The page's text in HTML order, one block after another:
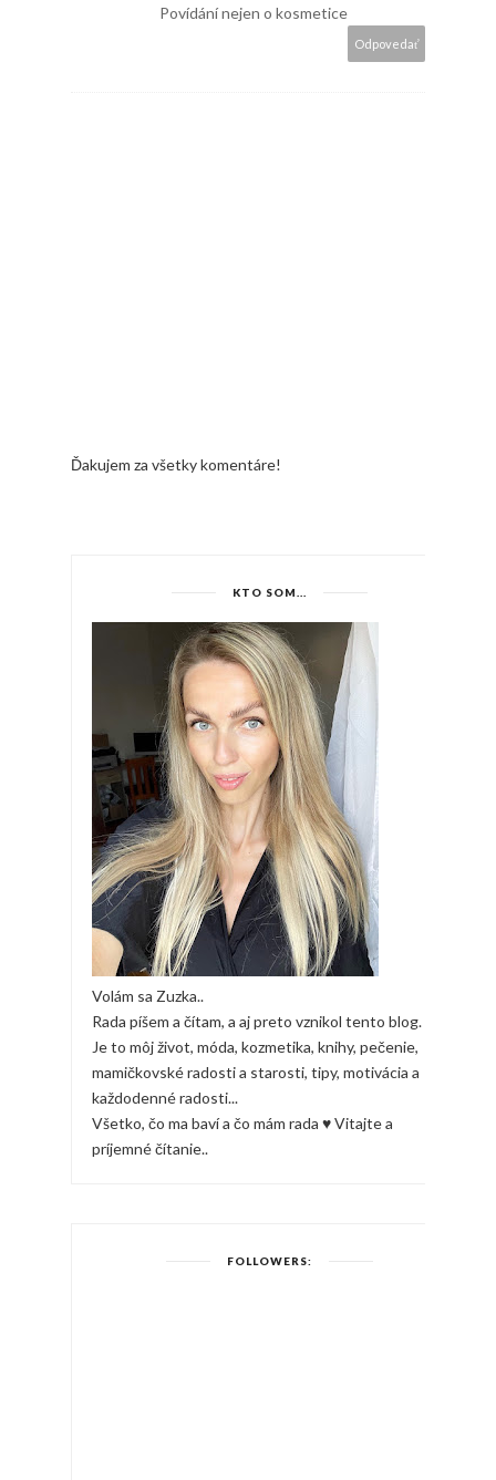
Povídání nejen o kosmetice
Odpovedať
Ďakujem za všetky komentáre!
KTO SOM...
Volám sa Zuzka..
Rada píšem a čítam, a aj preto vznikol tento blog.
Je to môj život, móda, kozmetika, knihy, pečenie,
mamičkovské radosti a starosti, tipy, motivácia a
každodenné radosti...
Všetko, čo ma baví a čo mám rada ♥ Vitajte a
príjemné čítanie..
FOLLOWERS: